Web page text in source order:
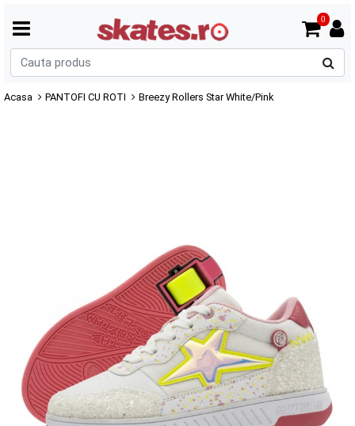
0
Acasa PANTOFI CU ROTI Breezy Rollers Star White/Pink